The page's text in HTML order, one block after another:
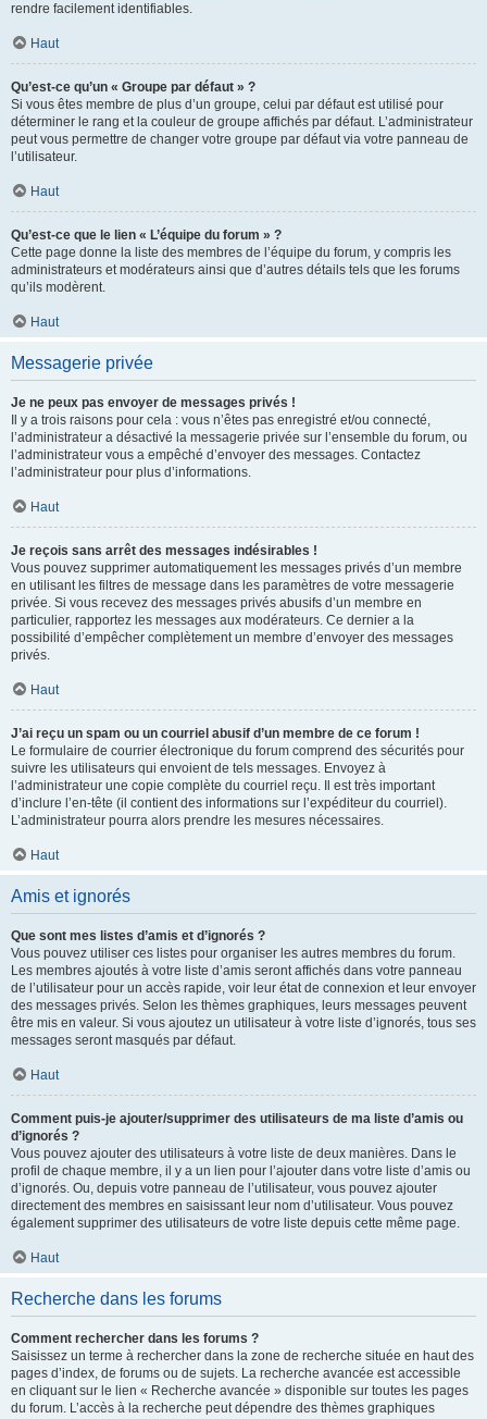
rendre facilement identifiables.
Haut
Qu’est-ce qu’un « Groupe par défaut » ?
Si vous êtes membre de plus d’un groupe, celui par défaut est utilisé pour
déterminer le rang et la couleur de groupe affichés par défaut. L’administrateur
peut vous permettre de changer votre groupe par défaut via votre panneau de
l’utilisateur.
Haut
Qu’est-ce que le lien « L’équipe du forum » ?
Cette page donne la liste des membres de l’équipe du forum, y compris les
administrateurs et modérateurs ainsi que d’autres détails tels que les forums
qu’ils modèrent.
Haut
Messagerie privée
Je ne peux pas envoyer de messages privés !
Il y a trois raisons pour cela : vous n’êtes pas enregistré et/ou connecté,
l’administrateur a désactivé la messagerie privée sur l’ensemble du forum, ou
l’administrateur vous a empêché d’envoyer des messages. Contactez
l’administrateur pour plus d’informations.
Haut
Je reçois sans arrêt des messages indésirables !
Vous pouvez supprimer automatiquement les messages privés d’un membre
en utilisant les filtres de message dans les paramètres de votre messagerie
privée. Si vous recevez des messages privés abusifs d’un membre en
particulier, rapportez les messages aux modérateurs. Ce dernier a la
possibilité d’empêcher complètement un membre d’envoyer des messages
privés.
Haut
J’ai reçu un spam ou un courriel abusif d’un membre de ce forum !
Le formulaire de courrier électronique du forum comprend des sécurités pour
suivre les utilisateurs qui envoient de tels messages. Envoyez à
l’administrateur une copie complète du courriel reçu. Il est très important
d’inclure l’en-tête (il contient des informations sur l’expéditeur du courriel).
L’administrateur pourra alors prendre les mesures nécessaires.
Haut
Amis et ignorés
Que sont mes listes d’amis et d’ignorés ?
Vous pouvez utiliser ces listes pour organiser les autres membres du forum.
Les membres ajoutés à votre liste d’amis seront affichés dans votre panneau
de l’utilisateur pour un accès rapide, voir leur état de connexion et leur envoyer
des messages privés. Selon les thèmes graphiques, leurs messages peuvent
être mis en valeur. Si vous ajoutez un utilisateur à votre liste d’ignorés, tous ses
messages seront masqués par défaut.
Haut
Comment puis-je ajouter/supprimer des utilisateurs de ma liste d’amis ou
d’ignorés ?
Vous pouvez ajouter des utilisateurs à votre liste de deux manières. Dans le
profil de chaque membre, il y a un lien pour l’ajouter dans votre liste d’amis ou
d’ignorés. Ou, depuis votre panneau de l’utilisateur, vous pouvez ajouter
directement des membres en saisissant leur nom d’utilisateur. Vous pouvez
également supprimer des utilisateurs de votre liste depuis cette même page.
Haut
Recherche dans les forums
Comment rechercher dans les forums ?
Saisissez un terme à rechercher dans la zone de recherche située en haut des
pages d’index, de forums ou de sujets. La recherche avancée est accessible
en cliquant sur le lien « Recherche avancée » disponible sur toutes les pages
du forum. L’accès à la recherche peut dépendre des thèmes graphiques